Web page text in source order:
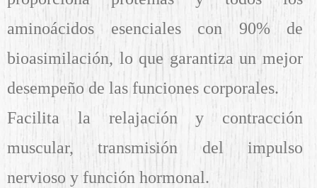
aminoácidos esenciales con 90% de
bioasimilación, lo que garantiza un mejor
desempeño de las funciones corporales.
Facilita la relajación y contracción
muscular, transmisión del impulso
nervioso y función hormonal.